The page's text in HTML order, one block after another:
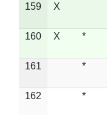
159 X
160 X *
161 *
162 *